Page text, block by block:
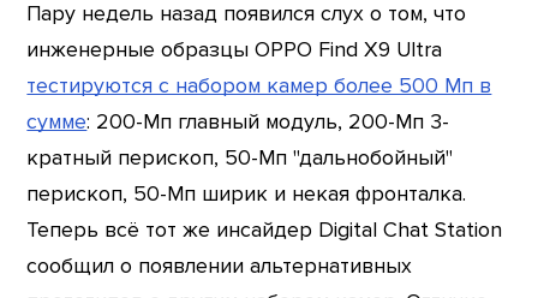
Пару недель назад появился слух о том, что
инженерные образцы OPPO Find X9 Ultra
тестируются с набором камер более 500 Мп в
сумме: 200-Мп главный модуль, 200-Мп 3-
кратный перископ, 50-Мп "дальнобойный"
перископ, 50-Мп ширик и некая фронталка.
Теперь всё тот же инсайдер Digital Chat Station
сообщил о появлении альтернативных